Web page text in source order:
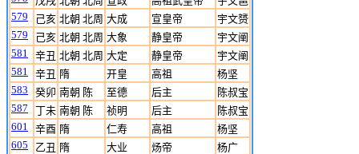
579
己亥 北朝 北周 大成 宣皇帝
宇文赟
579
己亥 北朝 北周 大象 静皇帝
宇文阐
581
辛丑 北朝 北周 大定 静皇帝
宇文阐
581
辛丑 隋 开皇 高祖
杨坚
583
癸卯 南朝 陈 至德 后主
陈叔宝
587
丁未 南朝 陈 祯明 后主
陈叔宝
601
辛酉 隋 仁寿 高祖
杨坚
605
乙丑 隋 大业 炀帝
杨广